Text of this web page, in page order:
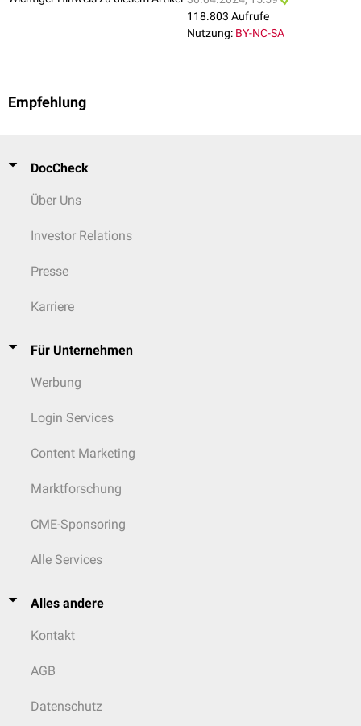
118.803 Aufrufe
Nutzung: BY-NC-SA
Empfehlung
DocCheck
Über Uns
Investor Relations
Presse
Karriere
Für Unternehmen
Werbung
Login Services
Content Marketing
Marktforschung
CME-Sponsoring
Alle Services
Alles andere
Kontakt
AGB
Datenschutz